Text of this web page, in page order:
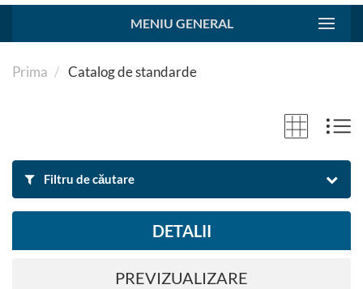
MENIU GENERAL
Prima Catalog de standarde
Filtru de căutare
DUPĂ DENUMIRE ȘI DESCRIERE
DETALII
PREVIZUALIZARE